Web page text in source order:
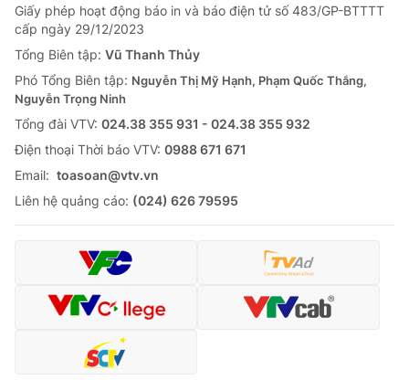
Giấy phép hoạt động báo in và báo điện tử số 483/GP-BTTTT
cấp ngày 29/12/2023
Tổng Biên tập: Vũ Thanh Thủy
Phó Tổng Biên tập: Nguyễn Thị Mỹ Hạnh, Phạm Quốc Thắng,
Nguyễn Trọng Ninh
Tổng đài VTV: 024.38 355 931 - 024.38 355 932
Ðiện thoại Thời báo VTV: 0988 671 671
Email: toasoan@vtv.vn
Liên hệ quảng cáo: (024) 626 79595